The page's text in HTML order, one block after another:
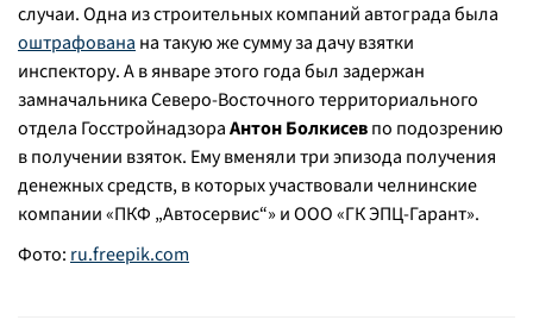
случаи. Одна из строительных компаний автограда была
оштрафована на такую же сумму за дачу взятки
инспектору. А в январе этого года был задержан
замначальника Северо-Восточного территориального
отдела ГосстройнадзораАнтон Болкисевпо подозрению
в получении взяток. Ему вменяли три эпизода получения
денежных средств, в которых участвовали челнинские
компании «ПКФ „Автосервис“» и ООО «ГК ЭПЦ-Гарант».
Фото: ru.freepik.com